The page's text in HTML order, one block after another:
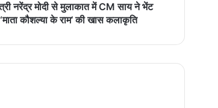
नरेंद्र मोदी से मुलाकात में CM साय ने भेंट
कौशल्या के राम’ की खास कलाकृति